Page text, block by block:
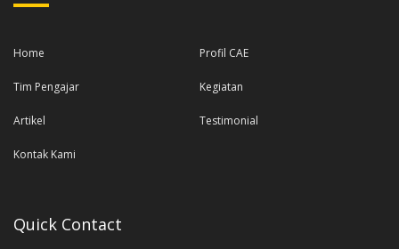
Home Profil CAE
Tim Pengajar Kegiatan
Artikel Testimonial
Kontak Kami
Quick Contact